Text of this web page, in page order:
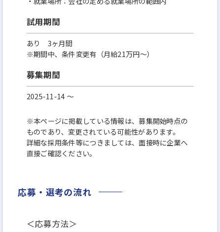
試用期間
あり 3ヶ月間
※期間中、条件変更有（月給21万円～）
募集期間
2025-11-14 〜
※本ページに掲載している情報は、募集開始時点の
ものであり、変更されている可能性があります。
詳細な採用条件等につきましては、面接時に企業へ
直接ご確認ください。
応募・選考の流れ
＜応募方法＞